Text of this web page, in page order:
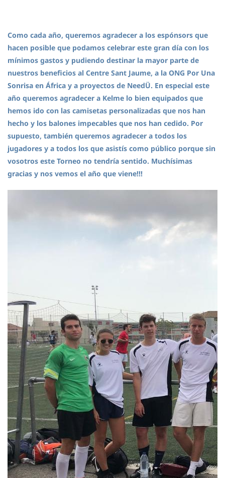
Como cada año, queremos agradecer a los espónsors que
hacen posible que podamos celebrar este gran día con los
mínimos gastos y pudiendo destinar la mayor parte de
nuestros beneficios al Centre Sant Jaume, a la ONG Por Una
Sonrisa en África y a proyectos de NeedÜ. En especial este
año queremos agradecer a Kelme lo bien equipados que
hemos ido con las camisetas personalizadas que nos han
hecho y los balones impecables que nos han cedido. Por
supuesto, también queremos agradecer a todos los
jugadores y a todos los que asistís como público porque sin
vosotros este Torneo no tendría sentido. Muchísimas
gracias y nos vemos el año que viene!!!